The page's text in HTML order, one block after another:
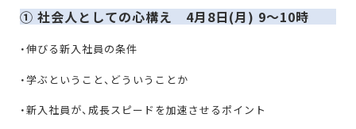
① 社会人としての心構え 4月8日(月) 9〜10時
・伸びる新入社員の条件
・学ぶということ、どういうことか
・新入社員が、成長スピードを加速させるポイント